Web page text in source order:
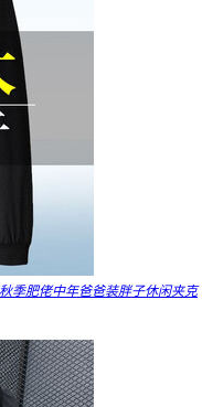
季肥佬中年爸爸装胖子休闲夹克